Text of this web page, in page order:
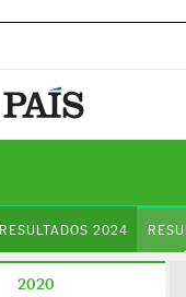
RESULTADOS 2024
2020